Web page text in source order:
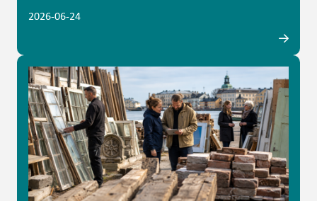
2026-06-24